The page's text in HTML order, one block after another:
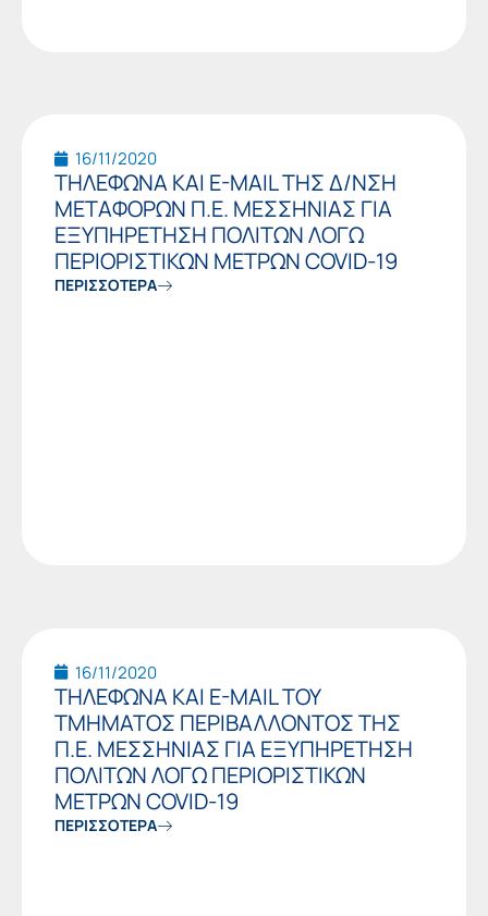
16/11/2020
ΤΗΛΕΦΩΝΑ ΚΑΙ E-MAIL ΤΗΣ Δ/ΝΣΗ
ΜΕΤΑΦΟΡΩΝ Π.Ε. ΜΕΣΣΗΝΙΑΣ ΓΙΑ
ΕΞΥΠΗΡΕΤΗΣΗ ΠΟΛΙΤΩΝ ΛΟΓΩ
ΠΕΡΙΟΡΙΣΤΙΚΩΝ ΜΕΤΡΩΝ COVID-19
ΠΕΡΙΣΣΟΤΕΡΑ
16/11/2020
ΤΗΛΕΦΩΝΑ ΚΑΙ E-MAIL ΤΟΥ
ΤΜΗΜΑΤΟΣ ΠΕΡΙΒΑΛΛΟΝΤΟΣ ΤΗΣ
Π.Ε. ΜΕΣΣΗΝΙΑΣ ΓΙΑ ΕΞΥΠΗΡΕΤΗΣΗ
ΠΟΛΙΤΩΝ ΛΟΓΩ ΠΕΡΙΟΡΙΣΤΙΚΩΝ
ΜΕΤΡΩΝ COVID-19
ΠΕΡΙΣΣΟΤΕΡΑ